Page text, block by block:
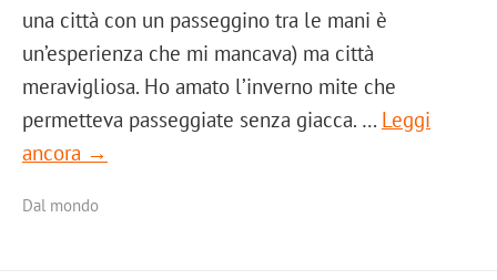
una città con un passeggino tra le mani è
un’esperienza che mi mancava) ma città
meravigliosa. Ho amato l’inverno mite che
permetteva passeggiate senza giacca. … Leggi
ancora →
Dal mondo